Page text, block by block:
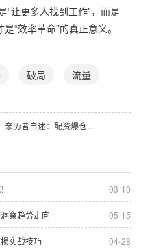
“让更多人找到工作”，而是
“效率革命”的真正意义。
破局 流量
亲历者自述：配资爆仓如狂风骤雨，财富梦碎全过程实录
03-10
05-15
察趋势走向
04-28
实战技巧